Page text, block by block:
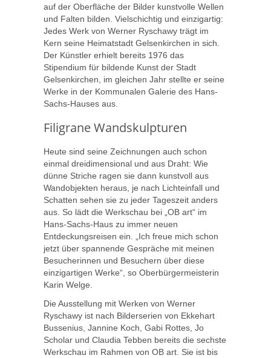
auf der Oberfläche der Bilder kunstvolle Wellen
und Falten bilden. Vielschichtig und einzigartig:
Jedes Werk von Werner Ryschawy trägt im
Kern seine Heimatstadt Gelsenkirchen in sich.
Der Künstler erhielt bereits 1976 das
Stipendium für bildende Kunst der Stadt
Gelsenkirchen, im gleichen Jahr stellte er seine
Werke in der Kommunalen Galerie des Hans-
Sachs-Hauses aus.
Filigrane Wandskulpturen
Heute sind seine Zeichnungen auch schon
einmal dreidimensional und aus Draht: Wie
dünne Striche ragen sie dann kunstvoll aus
Wandobjekten heraus, je nach Lichteinfall und
Schatten sehen sie zu jeder Tageszeit anders
aus. So lädt die Werkschau bei „OB art“ im
Hans-Sachs-Haus zu immer neuen
Entdeckungsreisen ein. „Ich freue mich schon
jetzt über spannende Gespräche mit meinen
Besucherinnen und Besuchern über diese
einzigartigen Werke“, so Oberbürgermeisterin
Karin Welge.
Die Ausstellung mit Werken von Werner
Ryschawy ist nach Bilderserien von Ekkehart
Bussenius, Jannine Koch, Gabi Rottes, Jo
Scholar und Claudia Tebben bereits die sechste
Werkschau im Rahmen von OB art. Sie ist bis